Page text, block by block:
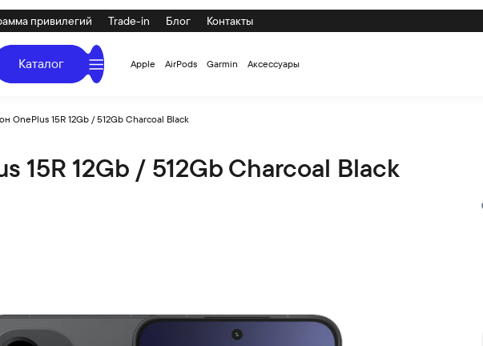
привилегий Trade-in Блог Контакты
Каталог Apple AirPods Garmin Аксессуары
OnePlus 15R 12Gb / 512Gb Charcoal Black
15R 12Gb / 512Gb Charcoal Black
/ 512Gb Charcoal Black по низкой цене с доставкой и самовывозом по СПб и